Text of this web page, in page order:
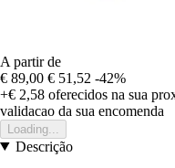
A partir de
€ 89,00 € 51,52 -42%
+€ 2,58 oferecidos na sua
validacao da sua encomenda
Loading...
Descrição